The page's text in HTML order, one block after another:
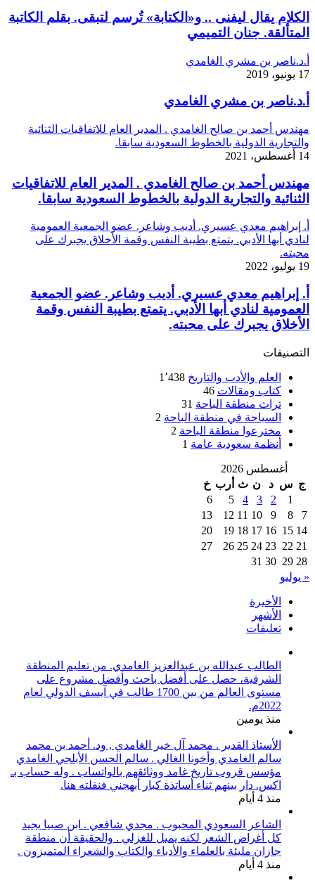
الكلام يقال ليفنى .. و«الكتابة» تُرسم لتبقى. بقلم الكاتبة
المتألقة. جنان التميمي
أ.د.ناصر بن مشري الغامدي
17 يونيو، 2019
أ.د.ناصر بن مشري الغامدي
مهندس أحمد بن صالح الغامدي . المدير العام للاتفاقيات الثنائية
والتجارية الدولية بالخطوط السعودية سابقا.
14 أغسطس، 2021
مهندس أحمد بن صالح الغامدي . المدير العام للاتفاقيات
الثنائية والتجارية الدولية بالخطوط السعودية سابقا.
أ. إبراهيم معدي عسيري. أديب وشاعر. عضو الجمعية العمومية
لنادي أبها الأدبي. يتمتع بطيبة النفس وقمة الأخلاق يجبرك على
محبته.
19 يوليو، 2022
أ. إبراهيم معدي عسيري. أديب وشاعر. عضو الجمعية
العمومية لنادي أبها الأدبي. يتمتع بطيبة النفس وقمة
الأخلاق يجبرك على محبته.
التصنيفات
العلم والأدب والتاريخ 1٬438
كتاب ومقالات 46
تراث منطقة الباحة 31
السياحة في منطقة الباحة 2
مخترعوا منطقة الباحة 2
أنظمة سعودية عامة 1
أغسطس 2026
ج س د ن ث أرب خ
1
2
3
4
5
6
7
8
9
10
11
12
13
14
15
16
17
18
19
20
21
22
23
24
25
26
27
28
29
30
31
« يوليو
الأخيرة
الأشهر
تعليقات
الطالب عبدالله بن عبدالعزيز الغامدي. من تعليم المنطقة
الشرقية، حصل على أفضل باحث وأفضل مشروع على
مستوى العالم من بين 1700 طالب في آيسف الدولي لعام
2022م.
منذ يومين
الأستاذ القدير . محمد آل خير الغامدي , ود. أحمد بن محمد
سالم الغامدي وأخونا الغالي . سالم الحسن الأبلجي الغامدي
مؤسس قروب تاريخ غامد ووثائقهم بالواتساب . وله حساب بـ
اكس. دار بينهم ثناء أساتذة كبار أبهجني فنقلته هنا.
منذ 4 أيام
الشاعر السعودي المحبوب . مجدي شافعي . ابن صبيا يجيد
كل أغراض الشعر لكنه يميل للغزلي . والحقيقة أن منطقة
جازان مليئة بالعلماء والأدباء والكتاب والشعراء المتميزون .
منذ 4 أيام